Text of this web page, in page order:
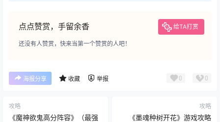
点点赞赏，手留余香 给TA打赏
还没有人赞赏，快来当第一个赞赏的人吧！
海报分享 收藏 举报 0 0
攻略
《魔神欲鬼高分阵容》（最强
攻略
《墨魂种树开花》游戏攻略